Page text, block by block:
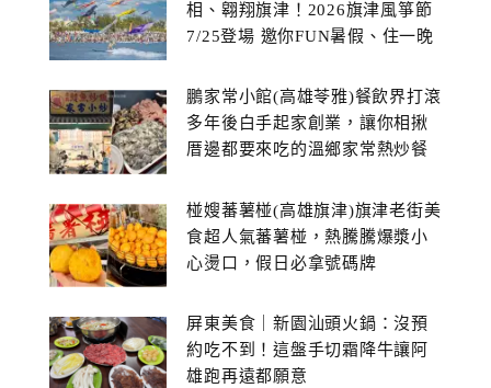
相、翱翔旗津！2026旗津風箏節
7/25登場 邀你FUN暑假、住一晚
鵬家常小館(高雄苓雅)餐飲界打滾
多年後白手起家創業，讓你相揪
厝邊都要來吃的溫鄉家常熱炒餐
椪嫂蕃薯椪(高雄旗津)旗津老街美
食超人氣蕃薯椪，熱騰騰爆漿小
心燙口，假日必拿號碼牌
屏東美食｜新園汕頭火鍋：沒預
約吃不到！這盤手切霜降牛讓阿
雄跑再遠都願意